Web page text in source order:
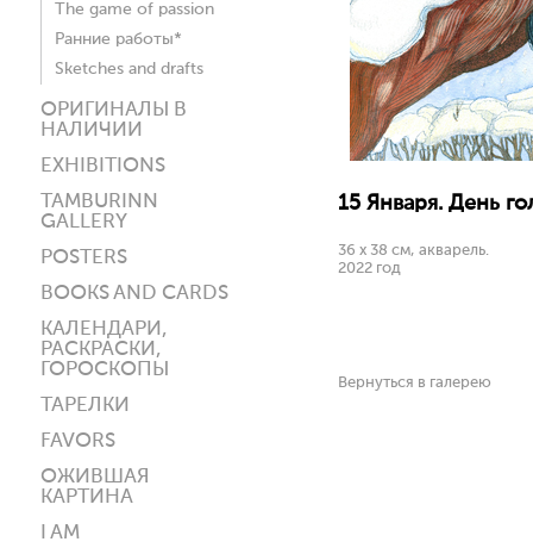
The game of passion
Ранние работы*
Sketches and drafts
ОРИГИНАЛЫ В
НАЛИЧИИ
EXHIBITIONS
TAMBURINN
GALLERY
POSTERS
BOOKS AND CARDS
КАЛЕНДАРИ,
РАСКРАСКИ,
ГОРОСКОПЫ
ТАРЕЛКИ
FAVORS
ОЖИВШАЯ
КАРТИНА
I AM
15 Января. День
36 х 38 см, акварель.
2022 год
Вернуться в галерею